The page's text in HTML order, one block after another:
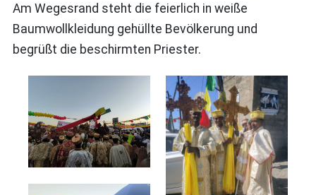
Am Wegesrand steht die feierlich in weiße
Baumwollkleidung gehüllte Bevölkerung und
begrüßt die beschirmten Priester.